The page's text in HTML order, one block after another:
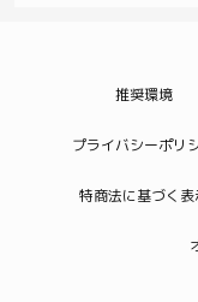
推奨環境
プライバシーポリ
特商法に基づく表